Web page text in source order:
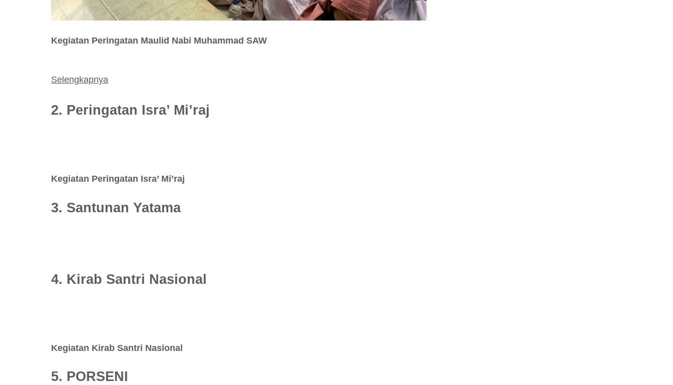
Kegiatan Peringatan Maulid Nabi Muhammad SAW
Selengkapnya
2. Peringatan Isra’ Mi’raj
Kegiatan Peringatan Isra’ Mi’raj
3. Santunan Yatama
4. Kirab Santri Nasional
Kegiatan Kirab Santri Nasional
5. PORSENI